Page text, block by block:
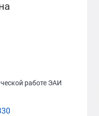
работе ЭАИ